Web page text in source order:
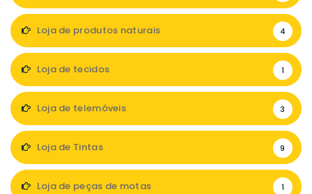
Loja de produtos naturais 4
Loja de tecidos 1
Loja de telemóveis 3
Loja de Tintas 9
Loja de peças de motas 1